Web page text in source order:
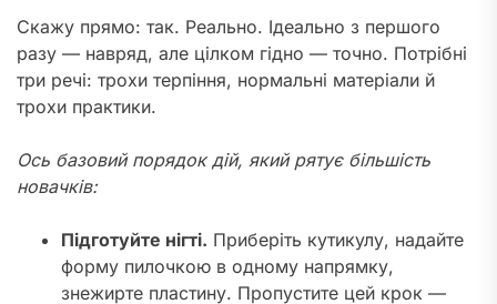
Скажу прямо: так. Реально. Ідеально з першого
разу — навряд, але цілком гідно — точно. Потрібні
три речі: трохи терпіння, нормальні матеріали й
трохи практики.
Ось базовий порядок дій, який рятує більшість
новачків:
Підготуйте нігті. Приберіть кутикулу, надайте
форму пилочкою в одному напрямку,
знежирте пластину. Пропустите цей крок —